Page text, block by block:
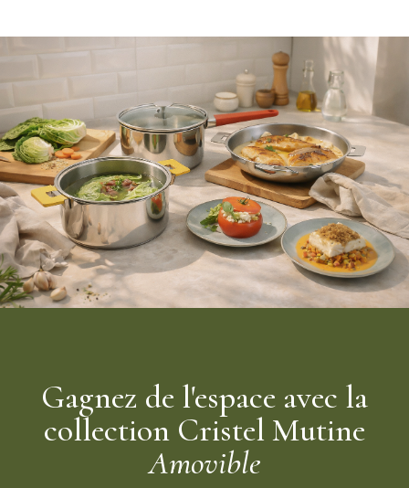
Tous les produits de la marque Cristel sont exclusivement
fabriqués en France et répondent à une charte de qualité
stricte. Tous les articles sont vérifiés un à un par l'homme pour
vous offrir un produit parfait et de qualité.
Caractéristiques de l'Anse Mutine Cristel:
Matériau: Corps en résine thermo-durcie (bakélite)
Mécanisme en Inox
Couleur: Framboise (Rose - Rouge)
Fabriquée en France
Label "Origine France Garantie"
Marque: Cristel
Collection: Mutine Manche Amovible
Compatible avec tous les ustensiles des Collections
Amovibles de Cristel (Mutine, Strate, Casteline, Cookway...)
Gagnez de l'espace avec la
collection Cristel Mutine
Amovible